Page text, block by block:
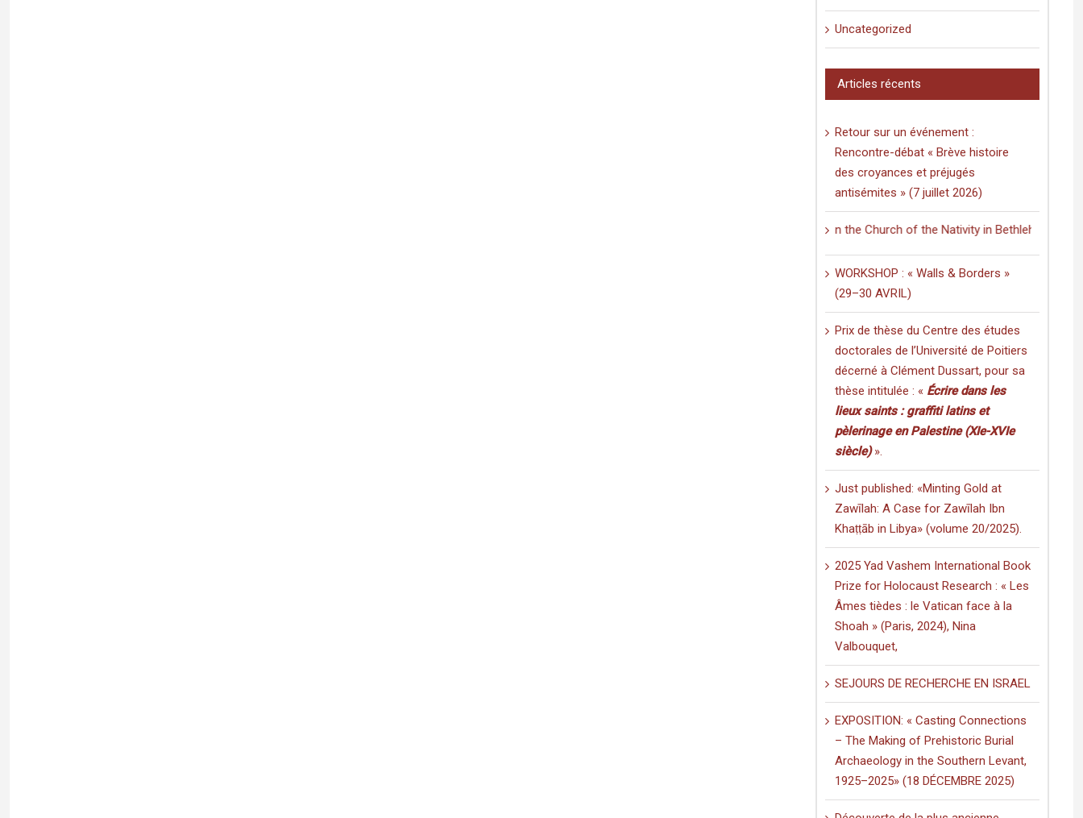
Uncategorized
Articles récents
Retour sur un événement :
Rencontre-débat « Brève histoire
des croyances et préjugés
antisémites » (7 juillet 2026)
JUST RELEASED: Writing in the Church of the Nativity in Bethlehem.
WORKSHOP : « Walls & Borders »
(29–30 AVRIL)
Prix de thèse du Centre des études
doctorales de l’Université de Poitiers
décerné à Clément Dussart, pour sa
thèse intitulée : « Écrire dans les
lieux saints : graffiti latins et
pèlerinage en Palestine (XIe-XVIe
siècle)».
Just published: «Minting Gold at
Zawīlah: A Case for Zawīlah Ibn
Khaṭṭāb in Libya» (volume 20/2025).
2025 Yad Vashem International Book
Prize for Holocaust Research : « Les
Âmes tièdes : le Vatican face à la
Shoah » (Paris, 2024), Nina
Valbouquet,
SEJOURS DE RECHERCHE EN ISRAEL
EXPOSITION: « Casting Connections
– The Making of Prehistoric Burial
Archaeology in the Southern Levant,
1925–2025» (18 DÉCEMBRE 2025)